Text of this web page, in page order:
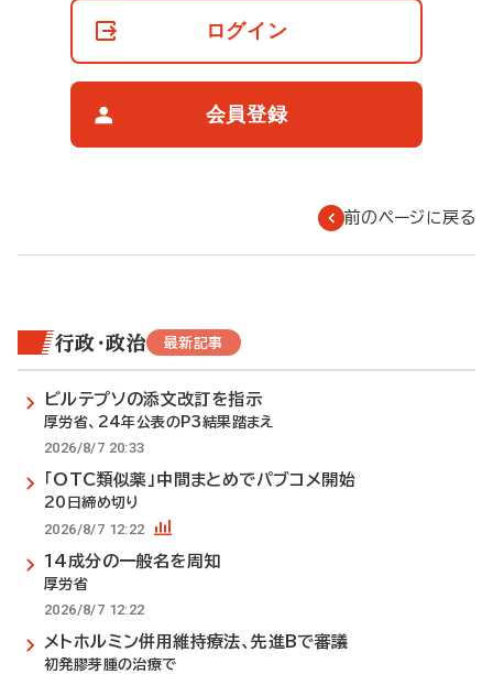
ログイン
会員登録
前のページに戻る
行政・政治 最新記事
ビルテプソの添文改訂を指示
厚労省、24年公表のP3結果踏まえ
2026/8/7 20:33
「OTC類似薬」中間まとめでパブコメ開始
20日締め切り
2026/8/7 12:22
14成分の一般名を周知
厚労省
2026/8/7 12:22
メトホルミン併用維持療法、先進Bで審議
初発膠芽腫の治療で